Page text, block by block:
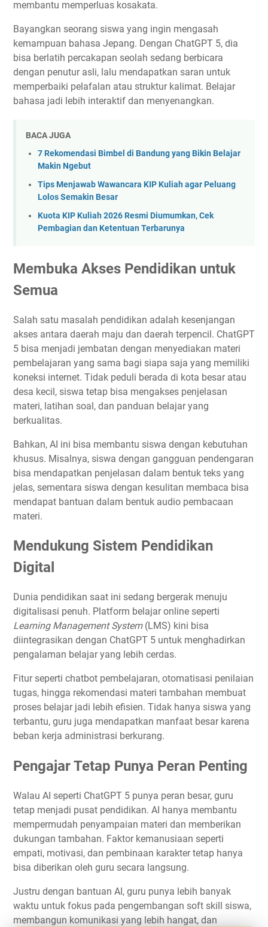
membantu memperluas kosakata.
Bayangkan seorang siswa yang ingin mengasah
kemampuan bahasa Jepang. Dengan ChatGPT 5, dia
bisa berlatih percakapan seolah sedang berbicara
dengan penutur asli, lalu mendapatkan saran untuk
memperbaiki pelafalan atau struktur kalimat. Belajar
bahasa jadi lebih interaktif dan menyenangkan.
BACA JUGA
7 Rekomendasi Bimbel di Bandung yang Bikin Belajar
Makin Ngebut
Tips Menjawab Wawancara KIP Kuliah agar Peluang
Lolos Semakin Besar
Kuota KIP Kuliah 2026 Resmi Diumumkan, Cek
Pembagian dan Ketentuan Terbarunya
Membuka Akses Pendidikan untuk
Semua
Salah satu masalah pendidikan adalah kesenjangan
akses antara daerah maju dan daerah terpencil. ChatGPT
5 bisa menjadi jembatan dengan menyediakan materi
pembelajaran yang sama bagi siapa saja yang memiliki
koneksi internet. Tidak peduli berada di kota besar atau
desa kecil, siswa tetap bisa mengakses penjelasan
materi, latihan soal, dan panduan belajar yang
berkualitas.
Bahkan, AI ini bisa membantu siswa dengan kebutuhan
khusus. Misalnya, siswa dengan gangguan pendengaran
bisa mendapatkan penjelasan dalam bentuk teks yang
jelas, sementara siswa dengan kesulitan membaca bisa
mendapat bantuan dalam bentuk audio pembacaan
materi.
Mendukung Sistem Pendidikan
Digital
Dunia pendidikan saat ini sedang bergerak menuju
digitalisasi penuh. Platform belajar online seperti
Learning Management System(LMS) kini bisa
diintegrasikan dengan ChatGPT 5 untuk menghadirkan
pengalaman belajar yang lebih cerdas.
Fitur seperti chatbot pembelajaran, otomatisasi penilaian
tugas, hingga rekomendasi materi tambahan membuat
proses belajar jadi lebih efisien. Tidak hanya siswa yang
terbantu, guru juga mendapatkan manfaat besar karena
beban kerja administrasi berkurang.
Pengajar Tetap Punya Peran Penting
Walau AI seperti ChatGPT 5 punya peran besar, guru
tetap menjadi pusat pendidikan. AI hanya membantu
mempermudah penyampaian materi dan memberikan
dukungan tambahan. Faktor kemanusiaan seperti
empati, motivasi, dan pembinaan karakter tetap hanya
bisa diberikan oleh guru secara langsung.
Justru dengan bantuan AI, guru punya lebih banyak
waktu untuk fokus pada pengembangan soft skill siswa,
membangun komunikasi yang lebih hangat, dan